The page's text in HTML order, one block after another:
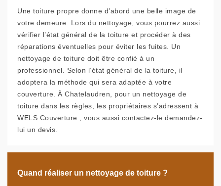
Une toiture propre donne d’abord une belle image de
votre demeure. Lors du nettoyage, vous pourrez aussi
vérifier l’état général de la toiture et procéder à des
réparations éventuelles pour éviter les fuites. Un
nettoyage de toiture doit être confié à un
professionnel. Selon l’état général de la toiture, il
adoptera la méthode qui sera adaptée à votre
couverture. À Chatelaudren, pour un nettoyage de
toiture dans les règles, les propriétaires s’adressent à
WELS Couverture ; vous aussi contactez-le demandez-
lui un devis.
Quand réaliser un nettoyage de toiture ?